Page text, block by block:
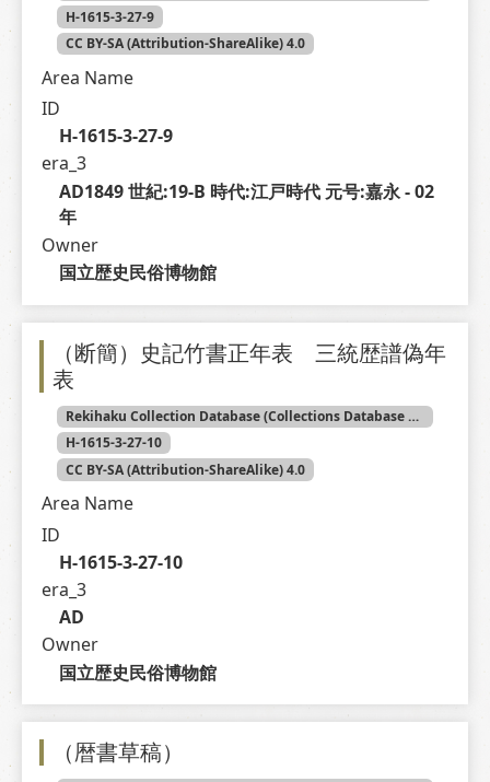
H-1615-3-27-9
CC BY-SA (Attribution-ShareAlike) 4.0
Area Name
ID
H-1615-3-27-9
era_3
AD1849 世紀:19-B 時代:江戸時代 元号:嘉永 - 02
年
Owner
国立歴史民俗博物館
（断簡）史記竹書正年表 三統歴譜偽年
表
Rekihaku Collection Database (Collections Database of the National Museum of Japanese History)
H-1615-3-27-10
CC BY-SA (Attribution-ShareAlike) 4.0
Area Name
ID
H-1615-3-27-10
era_3
AD
Owner
国立歴史民俗博物館
（暦書草稿）